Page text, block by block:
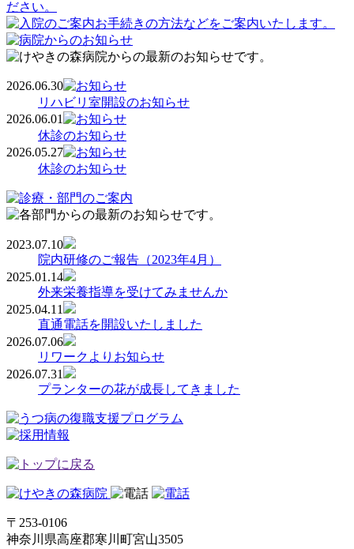
2026.06.30
リハビリ室開設のお知らせ
2026.06.01
休診のお知らせ
2026.05.27
休診のお知らせ
2023.07.10
院内研修のご報告（2023年4月）
2025.01.14
外来栄養指導を受けてみませんか
2025.04.11
直通電話を開設いたしました
2026.07.06
リワークよりお知らせ
2026.07.31
プランターの花が成長してきました
〒253-0106
神奈川県高座郡寒川町宮山3505